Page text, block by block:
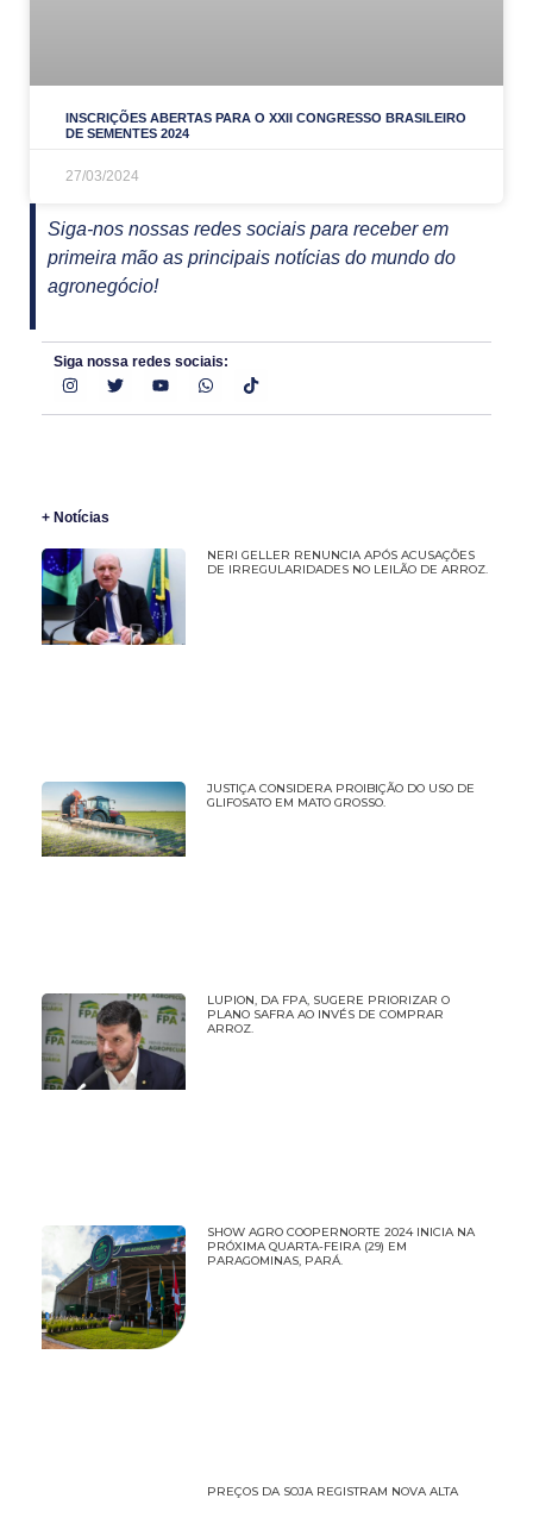
INSCRIÇÕES ABERTAS PARA O XXII CONGRESSO BRASILEIRO
DE SEMENTES 2024
27/03/2024
Siga-nos nossas redes sociais para receber em
primeira mão as principais notícias do mundo do
agronegócio!
Siga nossa redes sociais:
+ Notícias
NERI GELLER RENUNCIA APÓS ACUSAÇÕES
DE IRREGULARIDADES NO LEILÃO DE ARROZ.
JUSTIÇA CONSIDERA PROIBIÇÃO DO USO DE
GLIFOSATO EM MATO GROSSO.
LUPION, DA FPA, SUGERE PRIORIZAR O
PLANO SAFRA AO INVÉS DE COMPRAR
ARROZ.
SHOW AGRO COOPERNORTE 2024 INICIA NA
PRÓXIMA QUARTA-FEIRA (29) EM
PARAGOMINAS, PARÁ.
PREÇOS DA SOJA REGISTRAM NOVA ALTA